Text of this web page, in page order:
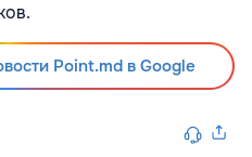
Point.md в Google